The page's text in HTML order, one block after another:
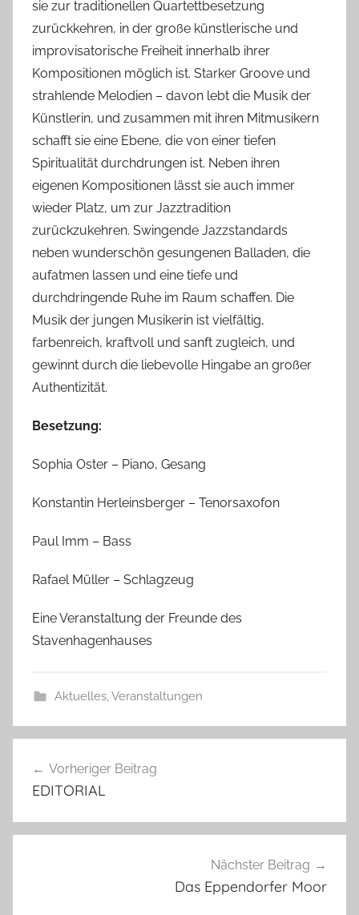
sie zur traditionellen Quartettbesetzung
zurückkehren, in der große künstlerische und
improvisatorische Freiheit innerhalb ihrer
Kompositionen möglich ist. Starker Groove und
strahlende Melodien – davon lebt die Musik der
Künstlerin, und zusammen mit ihren Mitmusikern
schafft sie eine Ebene, die von einer tiefen
Spiritualität durchdrungen ist. Neben ihren
eigenen Kompositionen lässt sie auch immer
wieder Platz, um zur Jazztradition
zurückzukehren. Swingende Jazzstandards
neben wunderschön gesungenen Balladen, die
aufatmen lassen und eine tiefe und
durchdringende Ruhe im Raum schaffen. Die
Musik der jungen Musikerin ist vielfältig,
farbenreich, kraftvoll und sanft zugleich, und
gewinnt durch die liebevolle Hingabe an großer
Authentizität.
Besetzung:
Sophia Oster – Piano, Gesang
Konstantin Herleinsberger – Tenorsaxofon
Paul Imm – Bass
Rafael Müller – Schlagzeug
Eine Veranstaltung der Freunde des
Stavenhagenhauses
Aktuelles,Veranstaltungen
Vorheriger Beitrag
EDITORIAL
Nächster Beitrag
Das Eppendorfer Moor